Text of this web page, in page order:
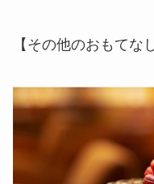
【その他のおもてな